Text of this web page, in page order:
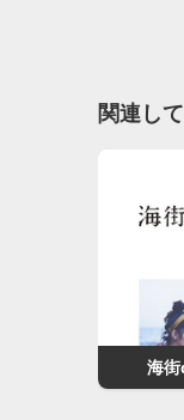
関連し
海街